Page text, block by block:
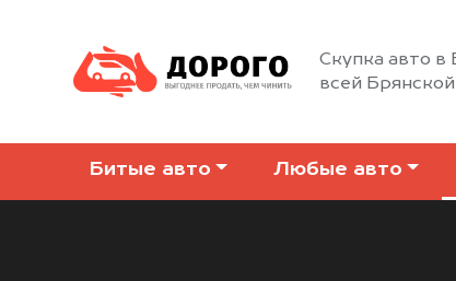
Скупка авто в
всей
Битые авто Любые авто